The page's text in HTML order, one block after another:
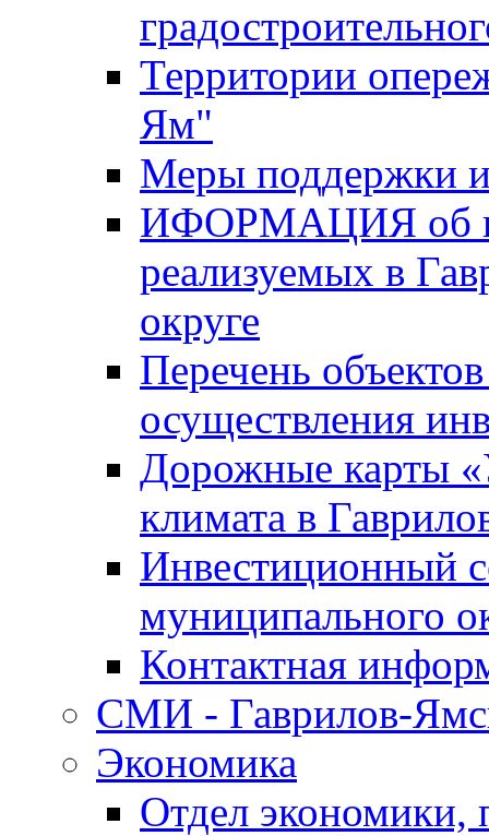
Территории
Ям"
Меры поддержки
ИФОРМАЦИЯ об
реализуемых в
округе
Перечень
осуществления
Дорожные карты
климата в
Инвестиционный
муниципального
Контактная
СМИ - Гаврилов-
Экономика
Отдел экономики,